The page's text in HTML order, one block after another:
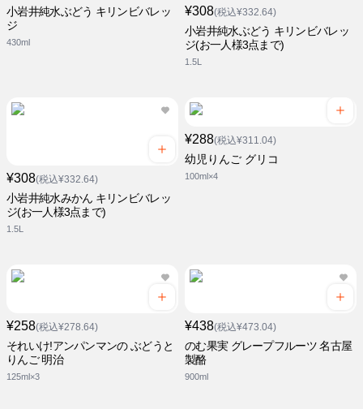
小岩井純水ぶどう キリンビバレッ
ジ
430ml
¥308(税込¥332.64)
小岩井純水ぶどう キリンビバレッ
ジ(お一人様3点まで)
1.5L
¥308(税込¥332.64)
小岩井純水みかん キリンビバレッ
ジ(お一人様3点まで)
1.5L
¥288(税込¥311.04)
幼児りんご グリコ
100ml×4
¥258(税込¥278.64)
それいけ!アンパンマンの ぶどうと
りんご 明治
125ml×3
¥438(税込¥473.04)
のむ果実 グレープフルーツ 名古屋
製酪
900ml